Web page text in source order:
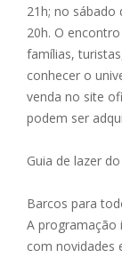
21h; no sábado
20h. O
famílias,
conhecer o
venda no site
podem ser
Guia de lazer
Barcos para
A programação
com novidades